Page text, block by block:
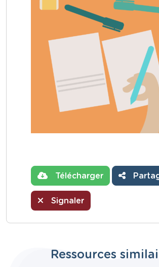
Télécharger
Signaler
Ressources